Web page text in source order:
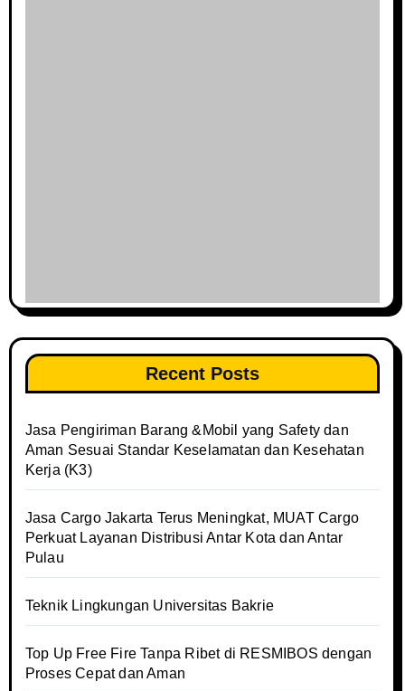
Recent Posts
Jasa Pengiriman Barang &Mobil yang Safety dan
Aman Sesuai Standar Keselamatan dan Kesehatan
Kerja (K3)
Jasa Cargo Jakarta Terus Meningkat, MUAT Cargo
Perkuat Layanan Distribusi Antar Kota dan Antar
Pulau
Teknik Lingkungan Universitas Bakrie
Top Up Free Fire Tanpa Ribet di RESMIBOS dengan
Proses Cepat dan Aman